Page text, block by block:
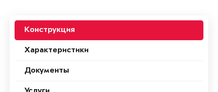
Конструкция
Характеристики
Документы